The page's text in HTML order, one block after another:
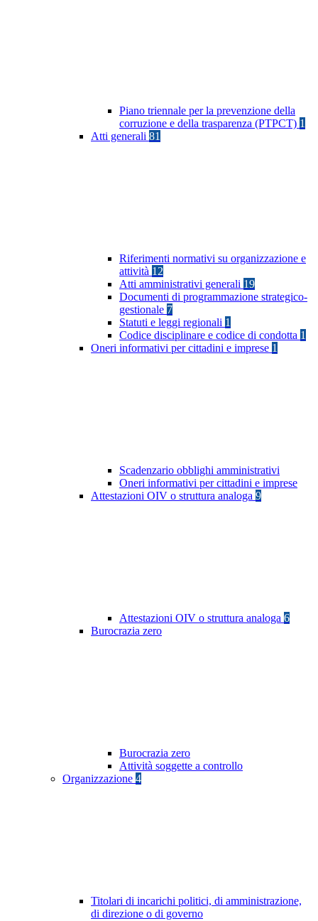
Piano triennale per la prevenzione della
corruzione e della trasparenza (PTPCT) 1
Atti generali 81
Riferimenti normativi su organizzazione e
attività 12
Atti amministrativi generali 19
Documenti di programmazione strategico-
gestionale 7
Statuti e leggi regionali 1
Codice disciplinare e codice di condotta 1
Oneri informativi per cittadini e imprese 1
Scadenzario obblighi amministrativi
Oneri informativi per cittadini e imprese
Attestazioni OIV o struttura analoga 9
Attestazioni OIV o struttura analoga 6
Burocrazia zero
Burocrazia zero
Attività soggette a controllo
Organizzazione 4
Titolari di incarichi politici, di amministrazione,
di direzione o di governo